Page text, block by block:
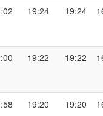
19:24
19:24
21:02
19:22
19:22
21:00
19:20
19:20
20:58